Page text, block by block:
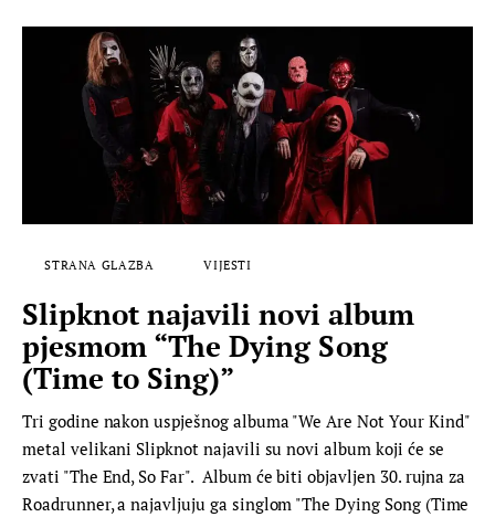
STRANA GLAZBA VIJESTI
Slipknot najavili novi album
pjesmom “The Dying Song
(Time to Sing)”
Tri godine nakon uspješnog albuma "We Are Not Your Kind"
metal velikani Slipknot najavili su novi album koji će se
zvati "The End, So Far". Album će biti objavljen 30. rujna za
Roadrunner, a najavljuju ga singlom "The Dying Song (Time